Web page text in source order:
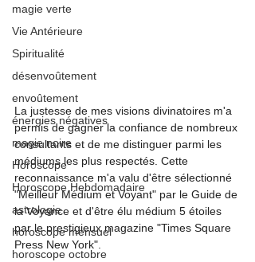
magie verte
Vie Antérieure
Spiritualité
désenvoûtement
envoûtement
énergies négatives
magie noire
Horoscope
Horoscope Hebdomadaire
astrologie
horoscope mensuel
horoscope octobre
La justesse de mes visions divinatoires m'a
permis de gagner la confiance de nombreux
consultants et de me distinguer parmi les
médiums les plus respectés. Cette
reconnaissance m'a valu d'être sélectionné
"Meilleur Médium et Voyant" par le Guide de
la Voyance et d'être élu médium 5 étoiles
par le prestigieux magazine "Times Square
Press New York".